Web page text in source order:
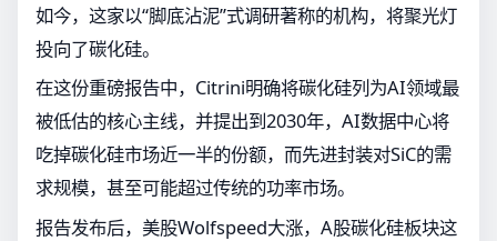
如今，这家以“脚底沾泥”式调研著称的机构，将聚光灯
投向了碳化硅。
在这份重磅报告中，Citrini明确将碳化硅列为AI领域最
被低估的核心主线，并提出到2030年，AI数据中心将
吃掉碳化硅市场近一半的份额，而先进封装对SiC的需
求规模，甚至可能超过传统的功率市场。
报告发布后，美股Wolfspeed大涨，A股碳化硅板块这